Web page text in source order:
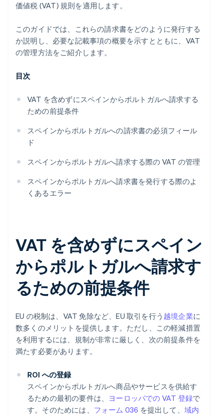
価値税 (VAT) 規則を適用します。
このガイドでは、これらの請求書をどのように発行する
か説明し、必要な記載事項の概要を示すとともに、VAT
の管理方法をご紹介します。
目次
VAT を含めずにスペインからポルトガルへ請求する
ための前提条件
スペインからポルトガルへの請求書の必須フィール
ド
スペインからポルトガルへ請求する際の VAT の管理
スペインからポルトガルへ請求書を発行する際のよ
くあるエラー
VAT を含めずにスペイン
からポルトガルへ請求す
るための前提条件
EU の税制は、VAT 免除など、EU 取引を行う 越境企業に
数多くのメリットを提供します。ただし、この軽減措置
を利用するには、規制が非常に厳しく、次の前提条件を
満たす必要があります。
ROI への登録
スペインからポルトガルへ商品やサービスを供給す
るための最初の要件は、 ヨーロッパでの VAT 登録で
す。そのためには、 フォーム 036 を提出して、 域内